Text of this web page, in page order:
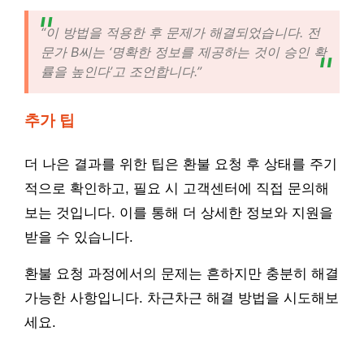
“이 방법을 적용한 후 문제가 해결되었습니다. 전
문가 B씨는 ‘명확한 정보를 제공하는 것이 승인 확
률을 높인다’고 조언합니다.”
추가 팁
더 나은 결과를 위한 팁은 환불 요청 후 상태를 주기
적으로 확인하고, 필요 시 고객센터에 직접 문의해
보는 것입니다. 이를 통해 더 상세한 정보와 지원을
받을 수 있습니다.
환불 요청 과정에서의 문제는 흔하지만 충분히 해결
가능한 사항입니다. 차근차근 해결 방법을 시도해보
세요.